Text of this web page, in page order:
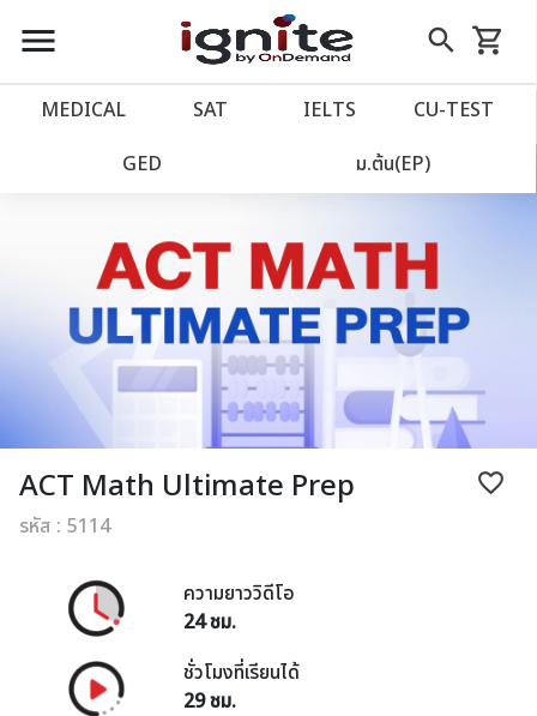
close
account_balance หน้าแรก
เว็บไซต์อิกไนท์
โปรโมชั่น
วางแผนการเรียน
account_circle เข้าสู่ระบบ
assignment ลงทะเบียน
menu search
Skip
to
shopping_cart
รถเข็น
MEDICAL SAT IELTS CU‑TEST
GED ม.ต้น(EP)
favorite_border
ACT Math Ultimate Prep
รหัส : 5114
ความยาววิดีโอ
24 ชม.
ชั่วโมงที่เรียนได้
29 ชม.